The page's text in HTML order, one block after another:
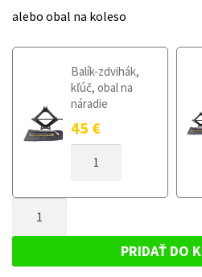
alebo obal na koleso
Balík-zdvihák,
kľúč, obal na
náradie
45 €
DOJAZDOVÉ
CHEVROLET
2010-
125/70R17
CHEVROLET
PRIDAŤ DO